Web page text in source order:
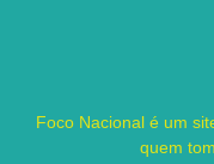
Foco Nacional é um
quem